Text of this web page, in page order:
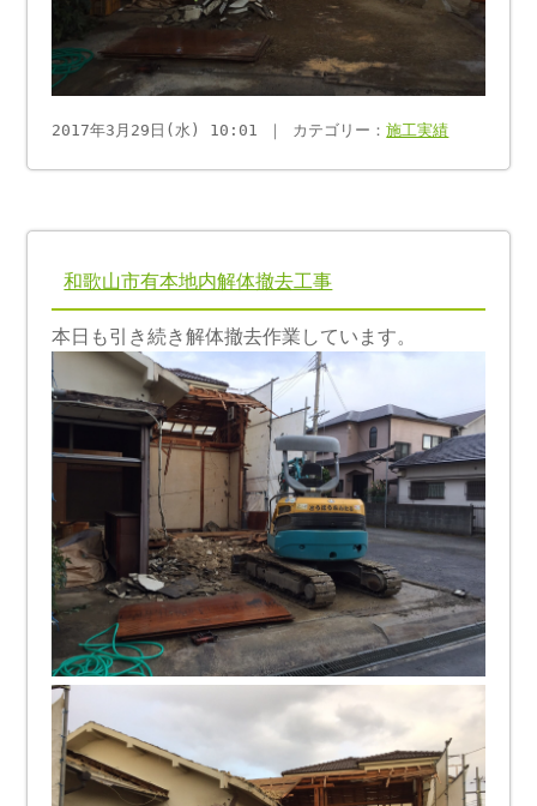
2017年3月29日(水) 10:01 ｜ カテゴリー：施工実績
和歌山市有本地内解体撤去工事
本日も引き続き解体撤去作業しています。